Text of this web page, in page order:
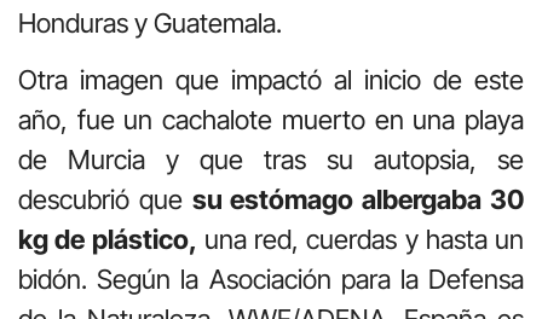
Honduras y Guatemala.
Otra imagen que impactó al inicio de este
año, fue un cachalote muerto en una playa
de Murcia y que tras su autopsia, se
descubrió que su estómago albergaba 30
kg de plástico, una red, cuerdas y hasta un
bidón. Según la Asociación para la Defensa